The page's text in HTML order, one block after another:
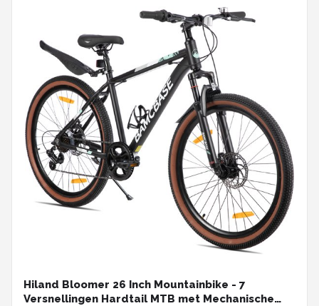
Hiland Bloomer 26 Inch Mountainbike - 7
Versnellingen Hardtail MTB met Mechanische